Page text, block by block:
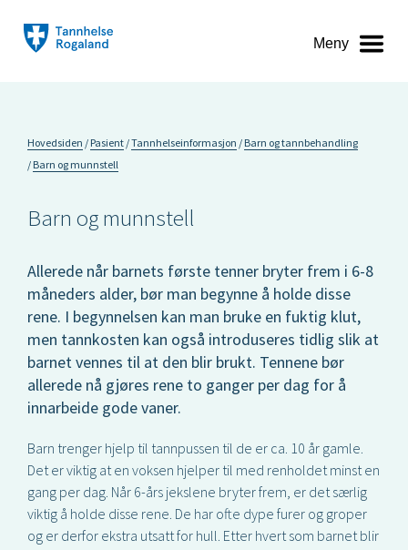
Meny
Hovedsiden Pasient Tannhelseinformasjon
Barn og tannbehandling
Barn og munnstell
Barn og munnstell
Allerede når barnets første tenner bryter frem i 6-8
måneders alder, bør man begynne å holde disse
rene. I begynnelsen kan man bruke en fuktig klut,
men tannkosten kan også introduseres tidlig slik at
barnet vennes til at den blir brukt. Tennene bør
allerede nå gjøres rene to ganger per dag for å
innarbeide gode vaner.
Barn trenger hjelp til tannpussen til de er ca. 10 år gamle.
Det er viktig at en voksen hjelper til med renholdet minst en
gang per dag. Når 6-års jekslene bryter frem, er det særlig
viktig å holde disse rene. De har ofte dype furer og groper
og er derfor ekstra utsatt for hull. Etter hvert som barnet blir